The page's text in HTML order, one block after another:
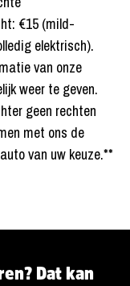
€15 (mild-
elektrisch).
van onze
weer te geven.
geen rechten
met ons de
van uw keuze.**
Dat kan